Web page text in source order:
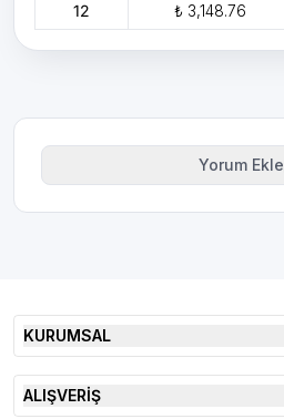
12
₺ 3,148.76
Yorum Ekle
KURUMSAL
ALIŞVERİŞ